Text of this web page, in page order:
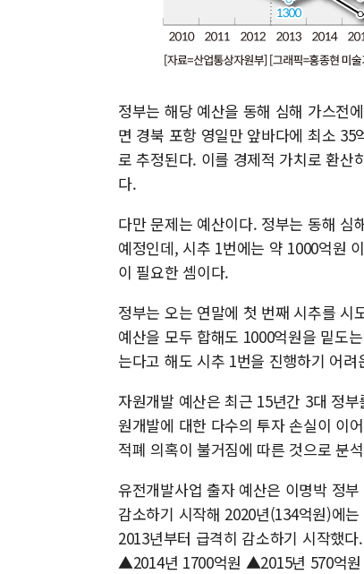
정부는 해당 예산을 동해 심해 가스전
면 경북 포항 영일만 앞바다에 최소 35
로 추정된다. 이를 경제적 가치로 환산
다.
다만 문제는 예산이다. 정부는 동해 심
예정인데, 시추 1번에는 약 1000억원
이 필요한 셈이다.
정부는 오는 연말에 첫 번째 시추를 시
예산을 모두 합해도 1000억원을 밑도
는다고 해도 시추 1번을 진행하기 어려
자원개발 예산은 최근 15년간 3대 정
원개발에 대한 다수의 투자 손실이 이
적폐 의혹이 불거짐에 따른 것으로 분
유전개발사업 출자 예산은 이명박 정
감소하기 시작해 2020년(134억원)에
2013년부터 급격히 감소하기 시작했
▲2014년 1700억원 ▲2015년 570억